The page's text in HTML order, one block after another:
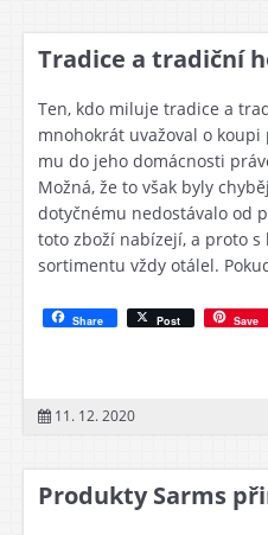
Tradice a tradiční
Ten, kdo miluje tradice a
mnohokrát uvažoval o
mu do jeho domácnosti
Možná, že to však byly
dotyčnému nedostávalo od
toto zboží nabízejí, a proto
sortimentu vždy otálel.
Share Post Save
11. 12. 2020
Produkty Sarms